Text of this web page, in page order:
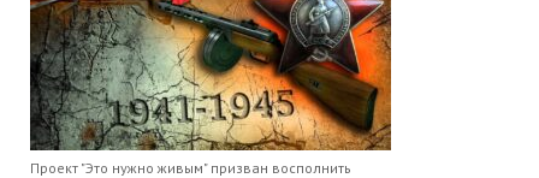
Проект "Это нужно живым" призван восполнить